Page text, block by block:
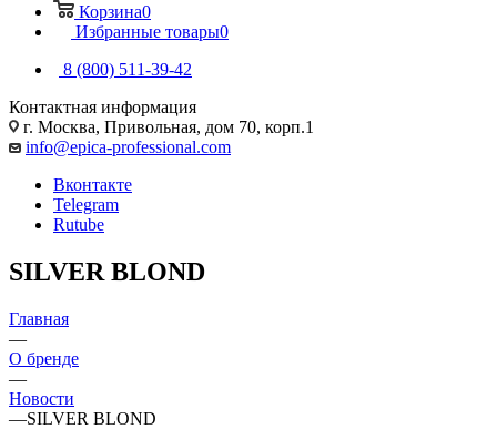
Корзина0
Избранные товары0
8 (800) 511-39-42
Контактная информация
г. Москва, Привольная, дом 70, корп.1
info@epica-professional.com
Вконтакте
Telegram
Rutube
SILVER BLOND
Главная
—
О бренде
—
Новости
—SILVER BLOND